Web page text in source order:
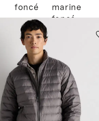
foncé
marine
foncé